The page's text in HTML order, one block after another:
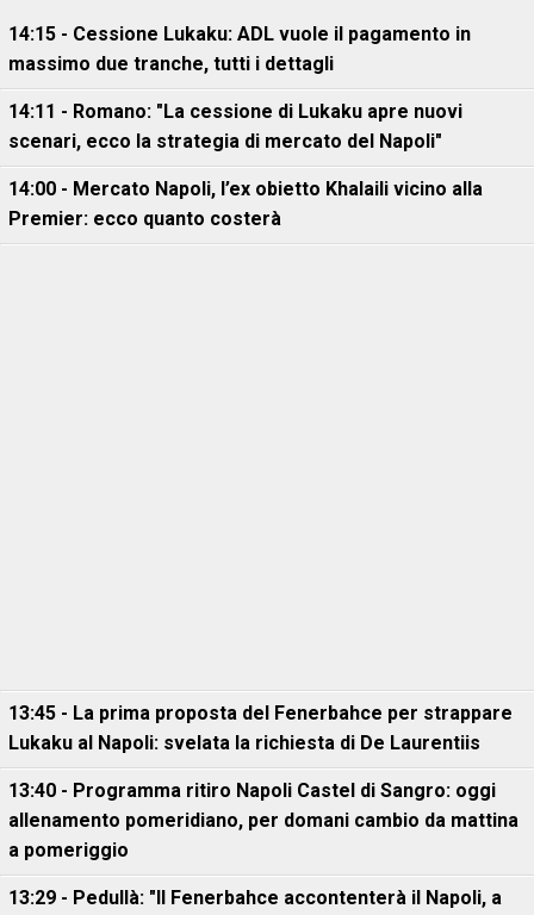
14:15 - Cessione Lukaku: ADL vuole il pagamento in
massimo due tranche, tutti i dettagli
14:11 - Romano: "La cessione di Lukaku apre nuovi
scenari, ecco la strategia di mercato del Napoli"
14:00 - Mercato Napoli, l’ex obietto Khalaili vicino alla
Premier: ecco quanto costerà
13:45 - La prima proposta del Fenerbahce per strappare
Lukaku al Napoli: svelata la richiesta di De Laurentiis
13:40 - Programma ritiro Napoli Castel di Sangro: oggi
allenamento pomeridiano, per domani cambio da mattina
a pomeriggio
13:29 - Pedullà: "Il Fenerbahce accontenterà il Napoli, a